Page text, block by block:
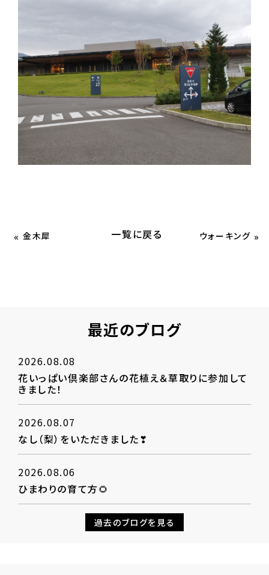
«金木犀 一覧に戻る ウォーキング »
最近のブログ
2026.08.08
花いっぱい倶楽部さんの花植え＆草取りに参加して
きました！
2026.08.07
なし（梨）をいただきました❣
2026.08.06
ひまわりの育て方🌻
過去のブログを見る